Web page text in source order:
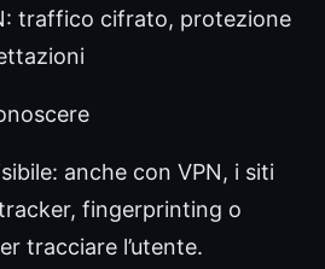
traffico cifrato, protezione
anche con VPN, i siti
fingerprinting o
tracciare l’utente.